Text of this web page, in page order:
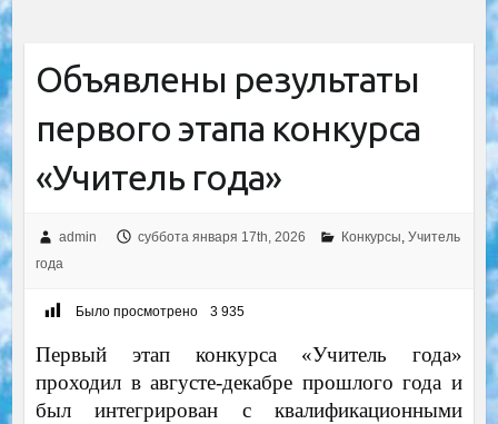
Объявлены результаты
первого этапа конкурса
«Учитель года»
admin суббота января 17th, 2026 Конкурсы, Учитель
года
Было просмотрено 3 935
Первый этап конкурса «Учитель года»
проходил в августе-декабре прошлого года и
был интегрирован с квалификационными